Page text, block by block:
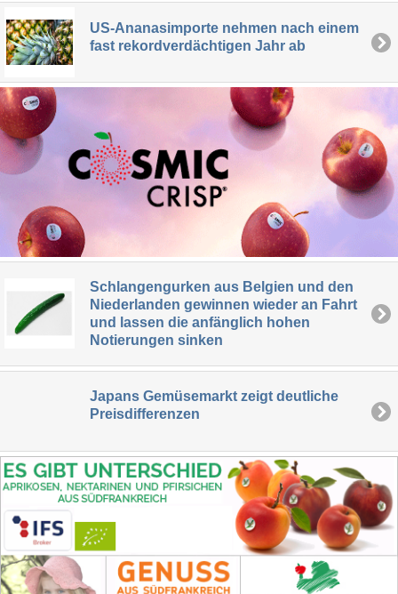
US-Ananasimporte nehmen nach einem
fast rekordverdächtigen Jahr ab
Schlangengurken aus Belgien und den
Niederlanden gewinnen wieder an Fahrt
und lassen die anfänglich hohen
Notierungen sinken
Japans Gemüsemarkt zeigt deutliche
Preisdifferenzen